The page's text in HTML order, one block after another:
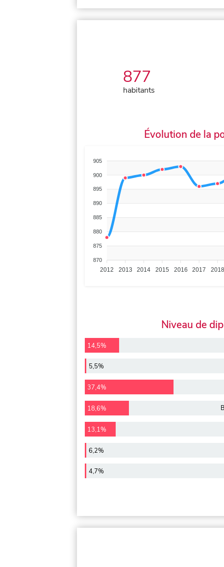
877
habitants
Évolution de la
905
900
895
890
885
880
875
870
2012 2013 2014 2015 2016 2017 2018
Niveau de
14,5%
5,5%
37,4%
18,6%
13,1%
6,2%
4,7%